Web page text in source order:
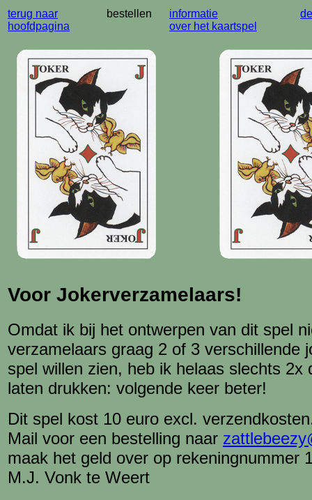
terug naar
hoofdpagina
bestellen
informatie
over het kaartspel
Voor Jokerverzamelaars!
Omdat ik bij het ontwerpen van dit spel
verzamelaars graag 2 of 3 verschillende
spel willen zien, heb ik helaas slechts 2x
laten drukken: volgende keer beter!
Dit spel kost 10 euro excl.
Mail voor een bestelling naar
maak het geld over op rekeningnummer
M.J. Vonk te Weert